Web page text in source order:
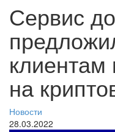
Сервис
на
Новости
28.03.2022